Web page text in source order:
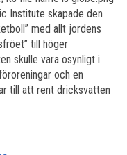
Institute skapade den
med allt jordens
till höger
skulle vara osynligt i
och en
till att rent dricksvatten